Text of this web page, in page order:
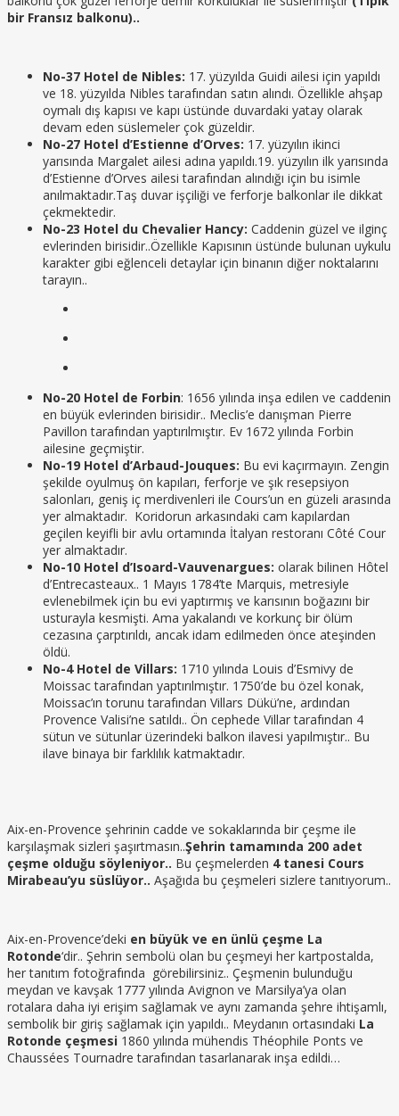
bir Fransız balkonu)..
No-37 Hotel de Nibles: 17. yüzyılda Guidi ailesi için yapıldı
ve 18. yüzyılda Nibles tarafından satın alındı. Özellikle ahşap
oymalı dış kapısı ve kapı üstünde duvardaki yatay olarak
devam eden süslemeler çok güzeldir.
No-27 Hotel d’Estienne d’Orves: 17. yüzyılın ikinci
yarısında Margalet ailesi adına yapıldı.19. yüzyılın ilk yarısında
d’Estienne d’Orves ailesi tarafından alındığı için bu isimle
anılmaktadır.Taş duvar işçiliği ve ferforje balkonlar ile dikkat
çekmektedir.
No-23 Hotel du Chevalier Hancy: Caddenin güzel ve ilginç
evlerinden birisidir..Özellikle Kapısının üstünde bulunan uykulu
karakter gibi eğlenceli detaylar için binanın diğer noktalarını
tarayın..
No-20 Hotel de Forbin: 1656 yılında inşa edilen ve caddenin
en büyük evlerinden birisidir.. Meclis’e danışman Pierre
Pavillon tarafından yaptırılmıştır. Ev 1672 yılında Forbin
ailesine geçmiştir.
No-19 Hotel d’Arbaud-Jouques: Bu evi kaçırmayın. Zengin
şekilde oyulmuş ön kapıları, ferforje ve şık resepsiyon
salonları, geniş iç merdivenleri ile Cours’un en güzeli arasında
yer almaktadır. Koridorun arkasındaki cam kapılardan
geçilen keyifli bir avlu ortamında İtalyan restoranı Côté Cour
yer almaktadır.
No-10 Hotel d’Isoard-Vauvenargues: olarak bilinen Hôtel
d’Entrecasteaux.. 1 Mayıs 1784’te Marquis, metresiyle
evlenebilmek için bu evi yaptırmış ve karısının boğazını bir
usturayla kesmişti. Ama yakalandı ve korkunç bir ölüm
cezasına çarptırıldı, ancak idam edilmeden önce ateşinden
öldü.
No-4 Hotel de Villars: 1710 yılında Louis d’Esmivy de
Moissac tarafından yaptırılmıştır. 1750’de bu özel konak,
Moissac’ın torunu tarafından Villars Dükü’ne, ardından
Provence Valisi’ne satıldı.. Ön cephede Villar tarafından 4
sütun ve sütunlar üzerindeki balkon ilavesi yapılmıştır.. Bu
ilave binaya bir farklılık katmaktadır.
Aix-en-Provence şehrinin cadde ve sokaklarında bir çeşme ile
karşılaşmak sizleri şaşırtmasın..Şehrin tamamında 200 adet
çeşme olduğu söyleniyor.. Bu çeşmelerden 4 tanesi Cours
Mirabeau’yu süslüyor.. Aşağıda bu çeşmeleri sizlere tanıtıyorum..
Aix-en-Provence’deki en büyük ve en ünlü çeşme La
Rotonde‘dir.. Şehrin sembolü olan bu çeşmeyi her kartpostalda,
her tanıtım fotoğrafında görebilirsiniz.. Çeşmenin bulunduğu
meydan ve kavşak 1777 yılında Avignon ve Marsilya’ya olan
rotalara daha iyi erişim sağlamak ve aynı zamanda şehre ihtişamlı,
sembolik bir giriş sağlamak için yapıldı.. Meydanın ortasındaki La
Rotonde çeşmesi 1860 yılında mühendis Théophile Ponts ve
Chaussées Tournadre tarafından tasarlanarak inşa edildi…